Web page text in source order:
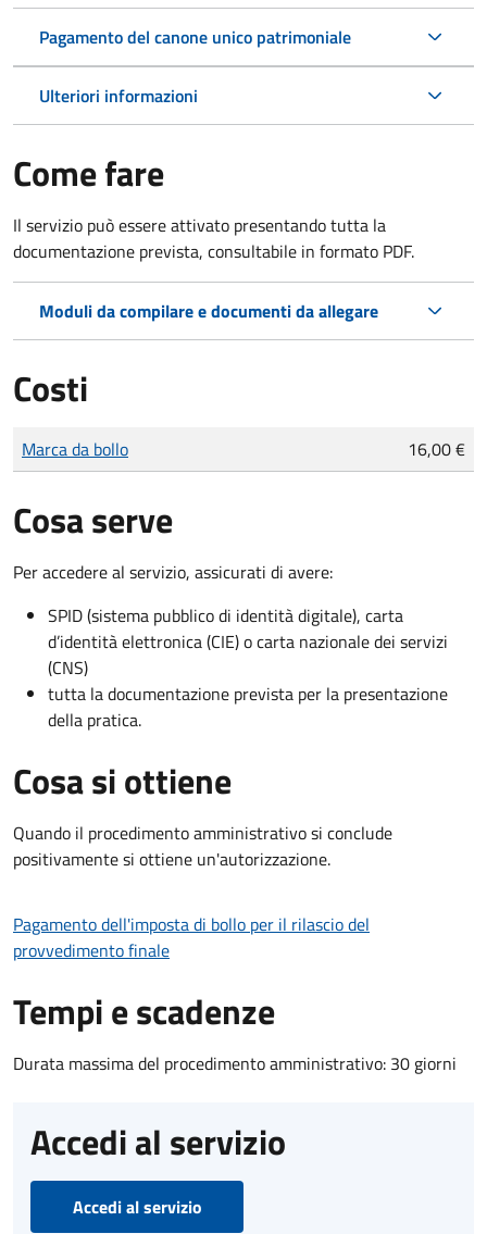
Pagamento del canone unico patrimoniale
Ulteriori informazioni
Come fare
Il servizio può essere attivato presentando tutta la
documentazione prevista, consultabile in formato PDF.
Moduli da compilare e documenti da allegare
Costi
Tipo di pagamento
Importo
Marca da bollo 16,00 €
Cosa serve
Per accedere al servizio, assicurati di avere:
SPID (sistema pubblico di identità digitale), carta
d’identità elettronica (CIE) o carta nazionale dei servizi
(CNS)
tutta la documentazione prevista per la presentazione
della pratica.
Cosa si ottiene
Quando il procedimento amministrativo si conclude
positivamente si ottiene un'autorizzazione.
Pagamento dell'imposta di bollo per il rilascio del
provvedimento finale
Tempi e scadenze
Durata massima del procedimento amministrativo: 30 giorni
Accedi al servizio
Accedi al servizio